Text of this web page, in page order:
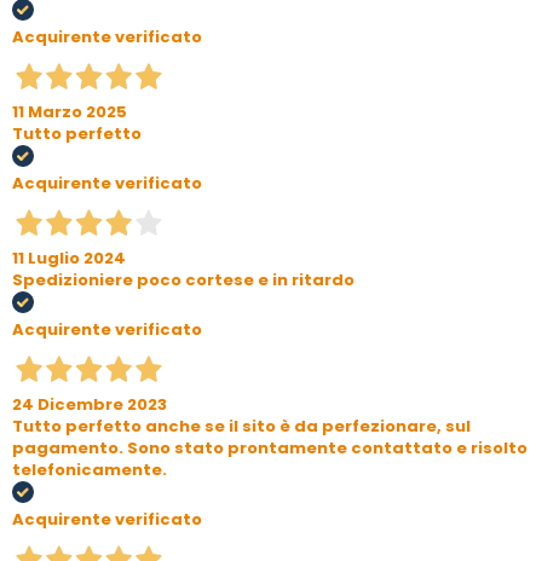
Acquirente verificato
11 Marzo 2025
Tutto perfetto
Acquirente verificato
11 Luglio 2024
Spedizioniere poco cortese e in ritardo
Acquirente verificato
24 Dicembre 2023
Tutto perfetto anche se il sito è da perfezionare, sul
pagamento. Sono stato prontamente contattato e risolto
telefonicamente.
Acquirente verificato